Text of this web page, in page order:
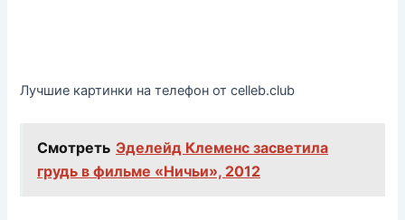
Лучшие картинки на телефон от celleb.club
Смотреть Эделейд Клеменс засветила
грудь в фильме «Ничьи», 2012